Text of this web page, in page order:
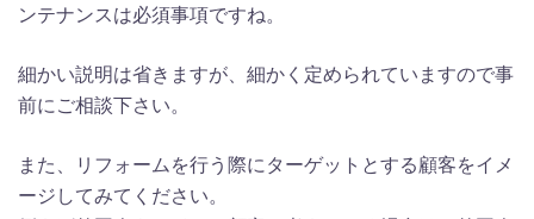
ンテナンスは必須事項ですね。
細かい説明は省きますが、細かく定められていますので事
前にご相談下さい。
また、リフォームを行う際にターゲットとする顧客をイメ
ージしてみてください。